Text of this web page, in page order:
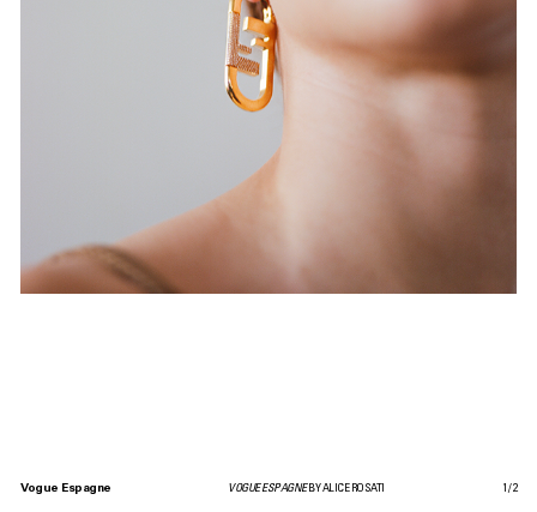
Vogue Espagne VOGUE ESPAGNEBY ALICE ROSATI 1 /2